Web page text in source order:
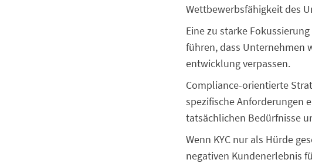
Wettbewerbsfähigkeit des
Eine zu starke
führen, dass Unternehmen
entwicklung verpassen.
Compliance-orientierte
spezifische Anforderungen
tatsächlichen Bedürfnisse
Wenn KYC nur als Hürde
negativen Kundenerlebnis